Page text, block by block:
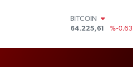
BITCOIN
64.225,61
%-0.63